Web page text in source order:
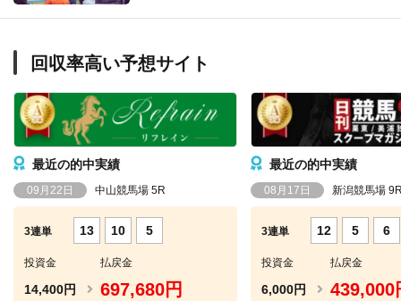
回収率高い予想サイト
最近の的中実績
09月22日 中山競馬場 5R
3連単 13 10 5
投資金
14,400円
払戻金
697,680円
最近の的中実績
08月17日 新潟競馬場
3連単 12 5 6
投資金
6,000円
払戻金
439,000